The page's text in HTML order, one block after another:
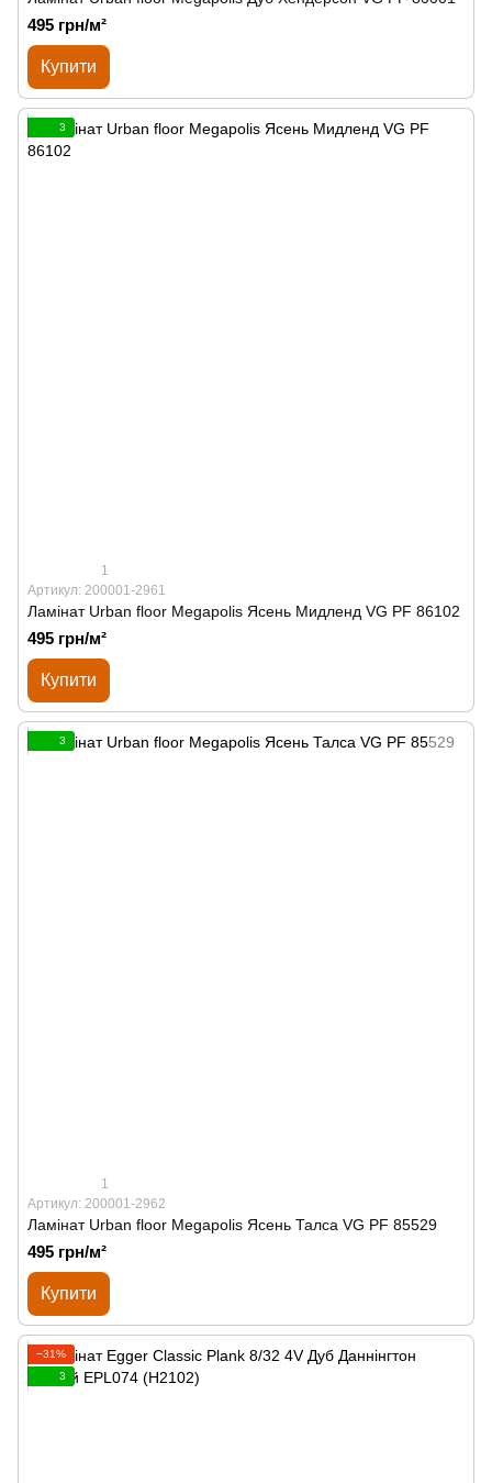
495 грн/м²
Купити
3
1
Артикул: 200001-2961
Ламінат Urban floor Megapolis Ясень Мидленд VG PF 86102
495 грн/м²
Купити
3
1
Артикул: 200001-2962
Ламінат Urban floor Megapolis Ясень Талса VG PF 85529
495 грн/м²
Купити
−31%
3